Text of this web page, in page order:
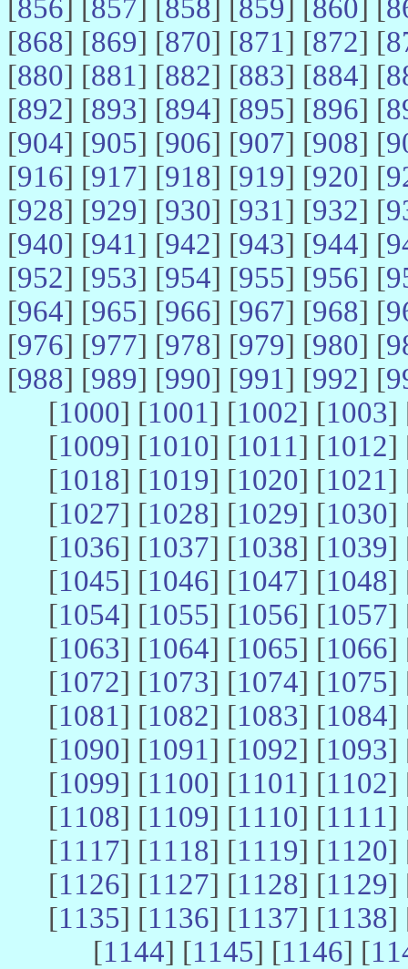
[856] [857] [858] [859] [860] [
[868] [869] [870] [871] [872] [
[880] [881] [882] [883] [884] [
[892] [893] [894] [895] [896] [
[904] [905] [906] [907] [908] [
[916] [917] [918] [919] [920] [
[928] [929] [930] [931] [932] [
[940] [941] [942] [943] [944] [
[952] [953] [954] [955] [956] [
[964] [965] [966] [967] [968] [
[976] [977] [978] [979] [980] [
[988] [989] [990] [991] [992] [
[1000] [1001] [1002] [1003]
[1009] [1010] [1011] [1012]
[1018] [1019] [1020] [1021]
[1027] [1028] [1029] [1030]
[1036] [1037] [1038] [1039]
[1045] [1046] [1047] [1048]
[1054] [1055] [1056] [1057]
[1063] [1064] [1065] [1066]
[1072] [1073] [1074] [1075]
[1081] [1082] [1083] [1084]
[1090] [1091] [1092] [1093]
[1099] [1100] [1101] [1102]
[1108] [1109] [1110] [1111]
[1117] [1118] [1119] [1120]
[1126] [1127] [1128] [1129]
[1135] [1136] [1137] [1138]
[1144] [1145] [1146] [